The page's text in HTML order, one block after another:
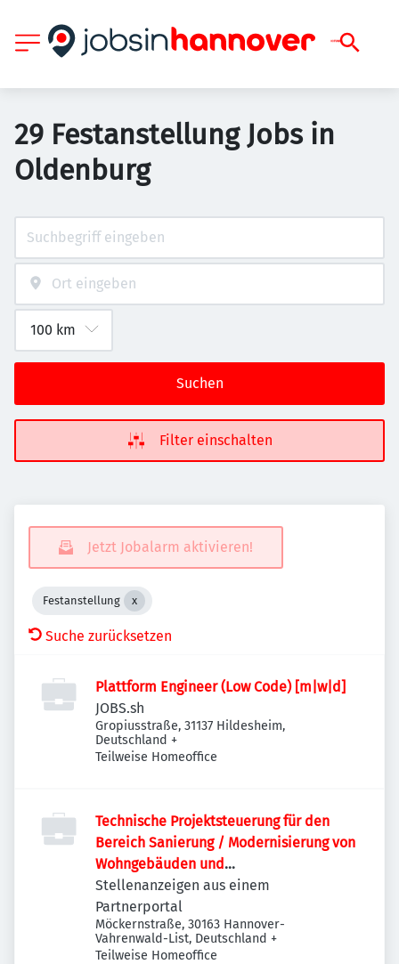
29 Festanstellung Jobs in
Oldenburg
Suchen
Filter einschalten
Jetzt Jobalarm aktivieren!
Festanstellung
Suche zurücksetzen
Plattform Engineer (Low Code) [m|w|d]
JOBS.sh
Gropiusstraße, 31137 Hildesheim,
Deutschland +
Teilweise Homeoffice
Technische Projektsteuerung für den
Bereich Sanierung / Modernisierung von
Wohngebäuden und
Quartiersentwicklung (m/w/d)
Stellenanzeigen aus einem
Partnerportal
Möckernstraße, 30163 Hannover-
Vahrenwald-List, Deutschland +
Teilweise Homeoffice